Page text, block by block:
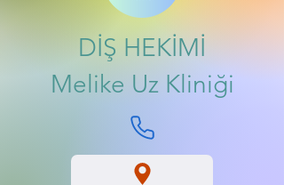
DİŞ HEKİMİ
Melike Uz Kliniği